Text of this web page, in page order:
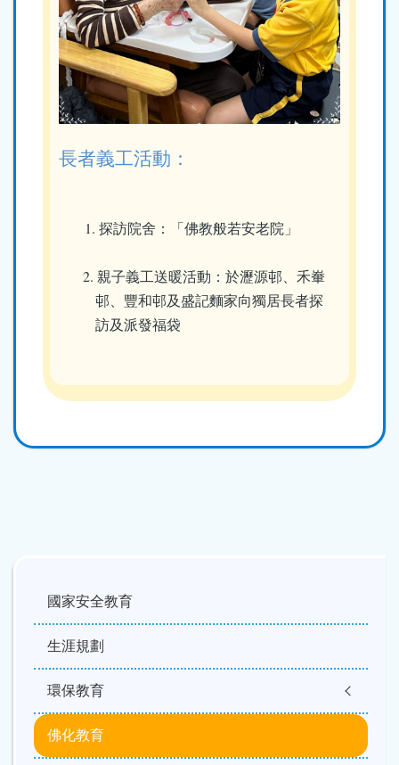
長者義工活動：
1. 探訪院舍：「佛教般若安老院」
2. 親子義工送暖活動：於瀝源邨、禾輋
邨、豐和邨及盛記麵家向獨居長者探
訪及派發福袋
Main
navigation
國家安全教育
生涯規劃
環保教育
佛化教育